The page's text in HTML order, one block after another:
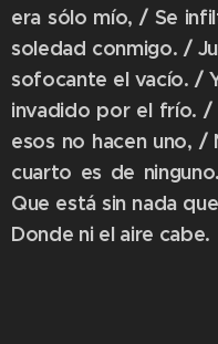
era sólo mío, / Se
soledad conmigo. /
sofocante el vacío. /
invadido por el frío.
esos no hacen uno,
cuarto es de
Que está sin nada
Donde ni el aire cabe.